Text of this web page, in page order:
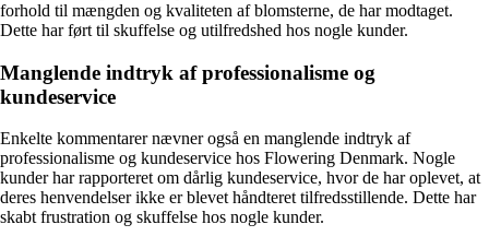
forhold til mængden og kvaliteten af blomsterne, de har modtaget.
Dette har ført til skuffelse og utilfredshed hos nogle kunder.
Manglende indtryk af professionalisme og
kundeservice
Enkelte kommentarer nævner også en manglende indtryk af
professionalisme og kundeservice hos Flowering Denmark. Nogle
kunder har rapporteret om dårlig kundeservice, hvor de har oplevet, at
deres henvendelser ikke er blevet håndteret tilfredsstillende. Dette har
skabt frustration og skuffelse hos nogle kunder.